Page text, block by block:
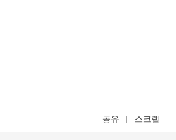
공유 스크랩